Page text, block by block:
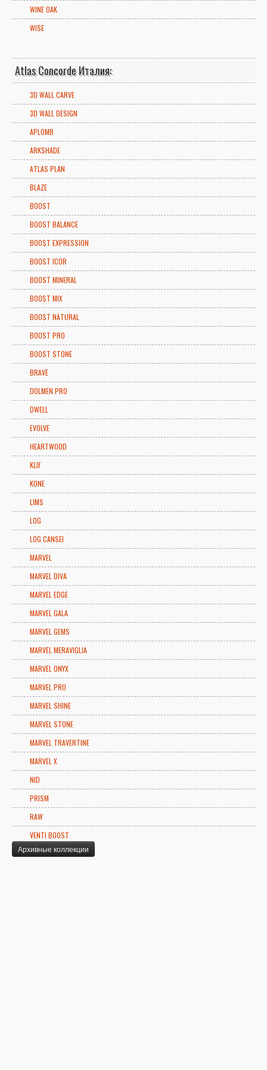
WINE OAK
WISE
Atlas Concorde Италия:
3D WALL CARVE
3D WALL DESIGN
APLOMB
ARKSHADE
ATLAS PLAN
BLAZE
BOOST
BOOST BALANCE
BOOST EXPRESSION
BOOST ICOR
BOOST MINERAL
BOOST MIX
BOOST NATURAL
BOOST PRO
BOOST STONE
BRAVE
DOLMEN PRO
DWELL
EVOLVE
HEARTWOOD
KLIF
KONE
LIMS
LOG
LOG CANSEI
MARVEL
MARVEL DIVA
MARVEL EDGE
MARVEL GALA
MARVEL GEMS
MARVEL MERAVIGLIA
MARVEL ONYX
MARVEL PRO
MARVEL SHINE
MARVEL STONE
MARVEL TRAVERTINE
MARVEL X
NID
PRISM
RAW
VENTI BOOST
Архивные коллекции